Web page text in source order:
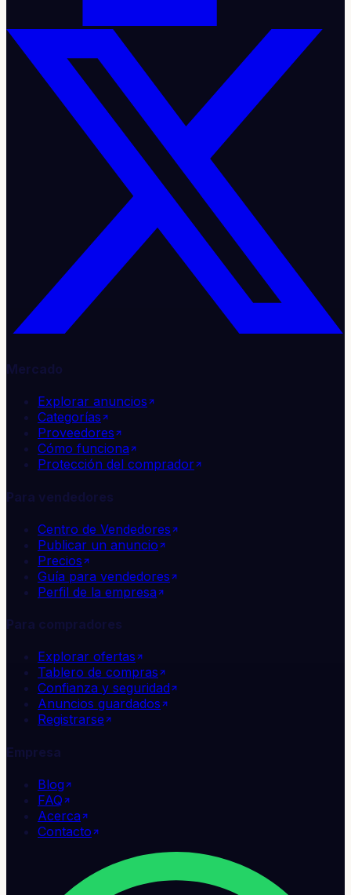
Mercado
Explorar anuncios
Categorías
Proveedores
Cómo funciona
Protección del comprador
Para vendedores
Centro de Vendedores
Publicar un anuncio
Precios
Guía para vendedores
Perfil de la empresa
Para compradores
Explorar ofertas
Tablero de compras
Confianza y seguridad
Anuncios guardados
Registrarse
Empresa
Blog
FAQ
Acerca
Contacto